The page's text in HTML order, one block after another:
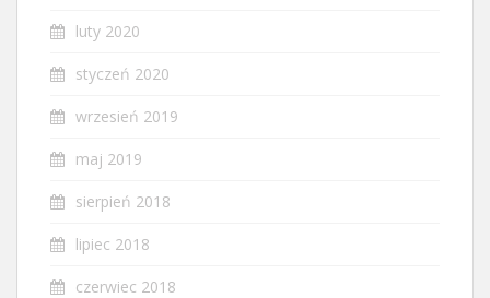
luty 2020
styczeń 2020
wrzesień 2019
maj 2019
sierpień 2018
lipiec 2018
czerwiec 2018